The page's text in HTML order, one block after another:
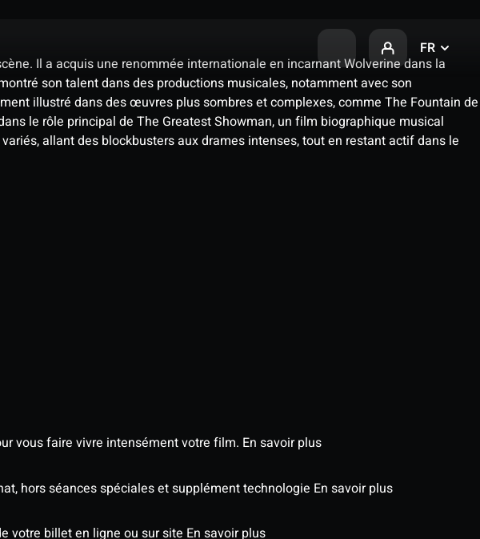
FR
Il a acquis une renommée internationale en incarnant Wolverine dans la
son talent dans des productions musicales, notamment avec son
illustré dans des œuvres plus sombres et complexes, comme The Fountain de
le rôle principal de The Greatest Showman, un film biographique musical
allant des blockbusters aux drames intenses, tout en restant actif dans le
vous faire vivre intensément votre film. En savoir plus
hors séances spéciales et supplément technologie En savoir plus
votre billet en ligne ou sur site En savoir plus